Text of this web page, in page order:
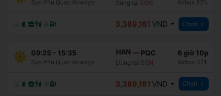
Sun Phu Quoc Airways Dừng tại SGN Airbus 32N
3,389,181 VND Chọn
09:25 - 15:35
Sun Phu Quoc Airways
HAN PQC
Dừng tại SGN
6 giờ 10p
Airbus 321
3,389,181 VND Chọn